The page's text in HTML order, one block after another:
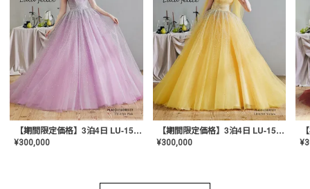
【期間限定価格】3泊4日 LU-1501(Pink)
¥300,000
【期間限定価格】3泊4日 LU-1501(Yellow)
¥300,000 ¥